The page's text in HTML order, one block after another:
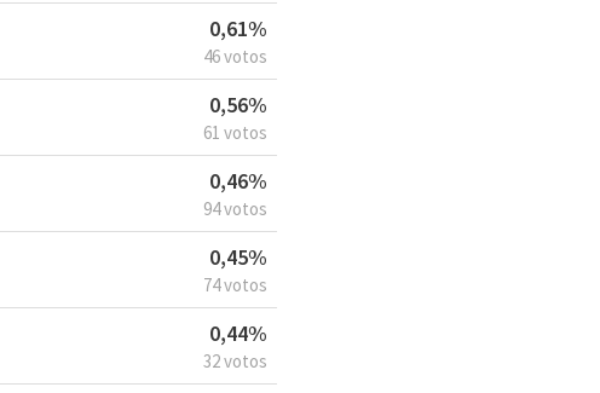
0,61%
46 votos
0,56%
61 votos
0,46%
94 votos
0,45%
74 votos
0,44%
32 votos